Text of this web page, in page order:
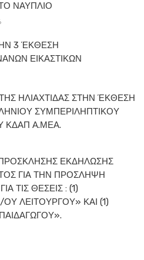
ΝΑΥΠΛΙΟ
3 ΈΚΘΕΣΗ
ΕΙΚΑΣΤΙΚΩΝ
ΗΛΙΑΧΤΙΔΑΣ ΣΤΗΝ ΈΚΘΕΣΗ
ΣΥΜΠΕΡΙΛΗΠΤΙΚΟΥ
ΚΔΑΠ Α.ΜΕΑ.
ΕΚΔΗΛΩΣΗΣ
ΓΙΑ ΤΗΝ ΠΡΟΣΛΗΨΗ
ΤΙΣ ΘΕΣΕΙΣ : (1)
ΛΕΙΤΟΥΡΓΟΥ» ΚΑΙ (1)